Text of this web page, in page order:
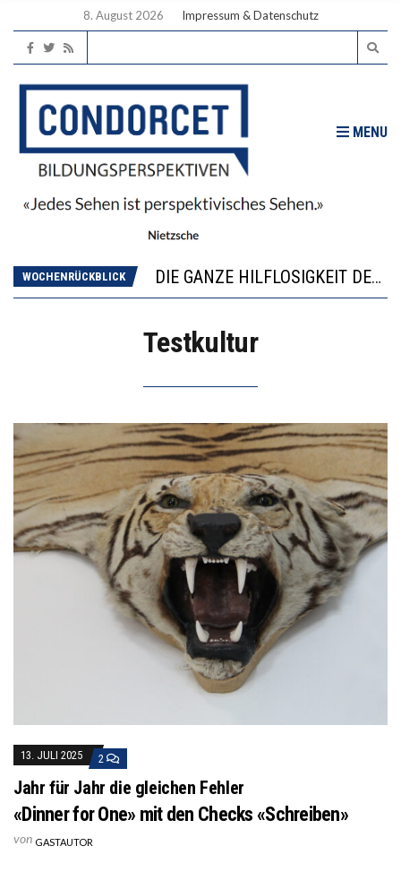
8. August 2026 Impressum & Datenschutz
MENU
WOCHENRÜCKBLICK
DIE GANZE HILFLOSIGKEIT DES BILDUNGSBÜRGERTUMS
WORAUS WÄCHST, WAS KINDER TRÄGT
Testkultur
13. JULI 2025 2
Jahr für Jahr die gleichen Fehler
«Dinner for One» mit den Checks «Schreiben»
von GASTAUTOR